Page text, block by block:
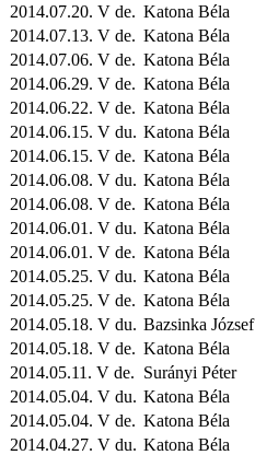
2014.07.20. V de. Katona Béla
2014.07.13. V de. Katona Béla
2014.07.06. V de. Katona Béla
2014.06.29. V de. Katona Béla
2014.06.22. V de. Katona Béla
2014.06.15. V du. Katona Béla
2014.06.15. V de. Katona Béla
2014.06.08. V du. Katona Béla
2014.06.08. V de. Katona Béla
2014.06.01. V du. Katona Béla
2014.06.01. V de. Katona Béla
2014.05.25. V du. Katona Béla
2014.05.25. V de. Katona Béla
2014.05.18. V du. Bazsinka József
2014.05.18. V de. Katona Béla
2014.05.11. V de. Surányi Péter
2014.05.04. V du. Katona Béla
2014.05.04. V de. Katona Béla
2014.04.27. V du. Katona Béla